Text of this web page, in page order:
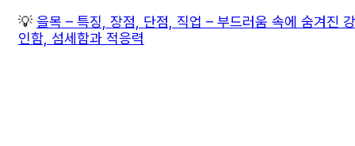
💡 을목 – 특징, 장점, 단점, 직업 – 부드러움 속에 숨겨진 강
인함, 섬세함과 적응력